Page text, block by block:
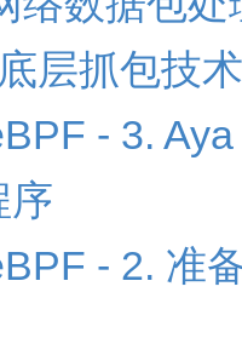
层抓包技
- 3.
序
- 2. 准